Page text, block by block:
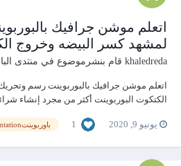
اتعلم موشن جرافيك
لمشهد كسر البيضه وخروج
khaledreda قام بنشرموضوع في منتدى
اتعلم موشن جرافيك بالبوربوينت رسم
الكتكوت البوربوينت أكثر من مجرد إنشاء
https://youtu.be/zgUGrobp5xc
يونيو 9, 2020 1 باوربوينتpresentation